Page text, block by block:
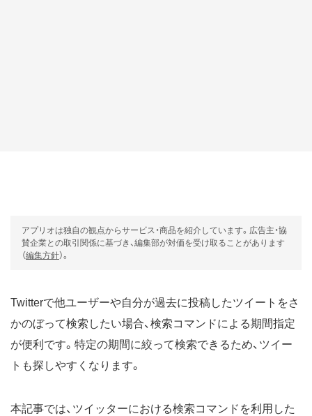
アプリオは独自の観点からサービス・商品を紹介しています。広告主・協
賛企業との取引関係に基づき、編集部が対価を受け取ることがあります
（編集方針）。
Twitterで他ユーザーや自分が過去に投稿したツイートをさ
かのぼって検索したい場合、検索コマンドによる期間指定
が便利です。特定の期間に絞って検索できるため、ツイー
トも探しやすくなります。
本記事では、ツイッターにおける検索コマンドを利用した